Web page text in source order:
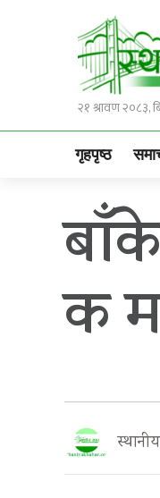
२१ श्रावण २०८३,
गृहपृष्ठ
क